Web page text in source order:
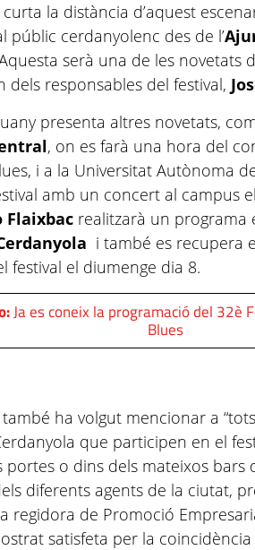
la distància d’aquest
públic cerdanyolenc des de l’
serà una de les novetats
dels responsables del festival,
presenta altres novetats,
, on es farà una hora del
i a la Universitat Autònoma
amb un concert al campus
Flaixbac realitzarà un programa
i també es recupera
festival el diumenge dia 8.
Ja es coneix la programació del 32è
Blues
també ha volgut mencionar a
que participen en el
portes o dins dels mateixos bars
diferents agents de la ciutat,
regidora de Promoció
satisfeta per la